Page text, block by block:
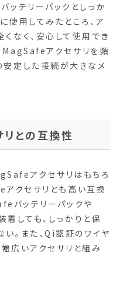
ッテリーパックとしっか
使用してみたところ、ア
なく、安心して使用でき
MagSafeアクセサリを頻
定した接続が大きなメ
との互換性
アクセサリはもちろ
クセサリとも高い互換
バッテリーパックや
しても、しっかりと保
。また、Qi認証のワイヤ
広いアクセサリと組み